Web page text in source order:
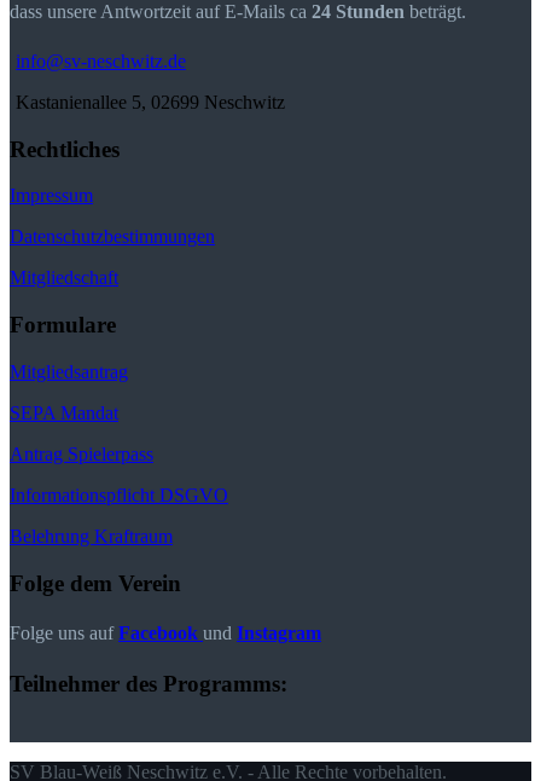
dass unsere Antwortzeit auf E-Mails ca 24 Stunden beträgt.
info@sv-neschwitz.de
Kastanienallee 5, 02699 Neschwitz
Rechtliches
Impressum
Datenschutzbestimmungen
Mitgliedschaft
Formulare
Mitgliedsantrag
SEPA Mandat
Antrag Spielerpass
Informationspflicht DSGVO
Belehrung Kraftraum
Folge dem Verein
Folge uns aufFacebook und Instagram
Teilnehmer des Programms:
SV Blau-Weiß Neschwitz e.V. - Alle Rechte vorbehalten.